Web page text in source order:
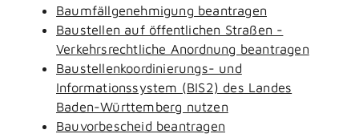
Baumfällgenehmigung beantragen
Baustellen auf öffentlichen Straßen -
Verkehrsrechtliche Anordnung beantragen
Baustellenkoordinierungs- und
Informationssystem (BIS2) des Landes
Baden-Württemberg nutzen
Bauvorbescheid beantragen